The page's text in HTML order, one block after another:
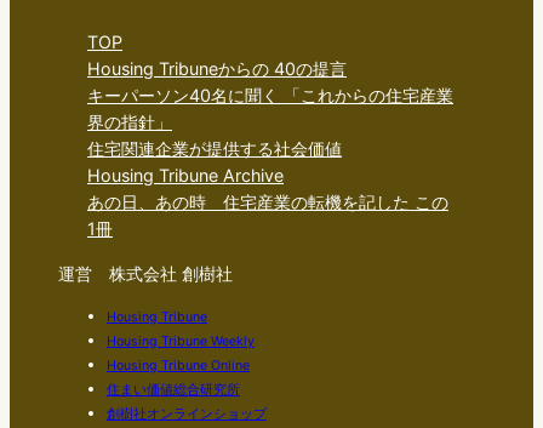
TOP
Housing Tribuneからの 40の提言
キーパーソン40名に聞く 「これからの住宅産業
界の指針」
住宅関連企業が提供する社会価値
Housing Tribune Archive
あの日、あの時 住宅産業の転機を記した この
1冊
運営 株式会社 創樹社
Housing Tribune
Housing Tribune Weekly
Housing Tribune Online
住まい価値総合研究所
創樹社オンラインショップ